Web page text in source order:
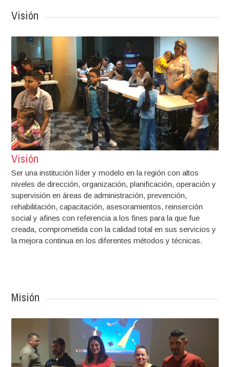
Visión
Visión
Ser una institución líder y modelo en la región con altos
niveles de dirección, organización, planificación, operación y
supervisión en áreas de administración, prevención,
rehabilitación, capacitación, asesoramientos, reinserción
social y afines con referencia a los fines para la que fue
creada, comprometida con la calidad total en sus servicios y
la mejora continua en los diferentes métodos y técnicas.
Misión